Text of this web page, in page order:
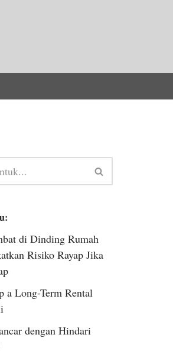
di Dinding Rumah
Risiko Rayap Jika
a Long-Term Rental
dengan Hindari